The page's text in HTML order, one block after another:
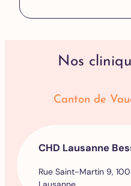
Nos
Canton de
CHD Lausanne
Rue Saint-Martin 9,